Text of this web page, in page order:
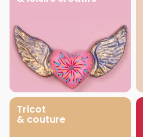
Tricot
& couture